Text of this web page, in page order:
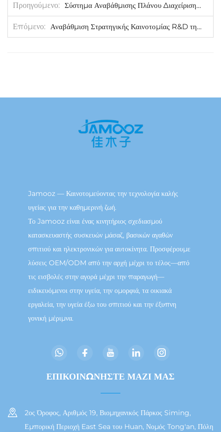
Προηγούμενο Σύστημα Αναβάθμισης Πλάνου Διαχείρισης Επινοητικής Κατασκευής JAMOOZ
Επόμενο Αναβάθμιση Στρατηγικής Καινοτομίας R&D της JAMOOZ
Jamooz — Καινοτομεύοντας την τεχνολογία καλής
υγείας για την καθημερινή ζωή.
Το Jamooz είναι ένας κινητήριος σχεδιασμού
κατασκευαστής συσκευών μάσαζ, βασικών αγαθών
σπιτιού και ηλεκτρονικών για αυτοκίνητα. Προσφέρουμε
λύσεις OEM/ODM από την αρχή μέχρι το τέλος—από
τις εισβολές στην αγορά μέχρι την παραγωγή—
ειδικευόμενοι στην υγεία, την ομορφιά, τα οικιακά
εργαλεία, την υγεία έξω του σπιτιού και την έξυπνη
γονική μέριμνα.
ΕΠΙΚΟΙΝΩΝΗΣΤΕ ΜΑΖΙ ΜΑΣ
2ος Όροφος, Αριθμός 19, Βιομηχανικός Πάρκος Siming,
Εμπορική Περιοχή East Sea του Huan, Νομός Tong'an, Πόλη